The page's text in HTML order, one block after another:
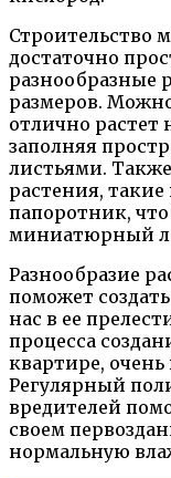
Строительство
достаточно
разнообразные
размеров.
отлично растет
заполняя
листьями.
растения,
папоротник,
миниатюрный
Разнообразие
поможет
нас в ее
процесса
квартире,
Регулярный
вредителей
своем
нормальную